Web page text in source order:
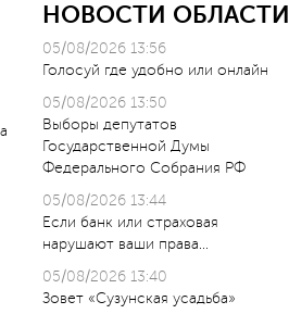
НОВОСТИ ОБЛАСТИ
05/08/2026 13:56
Голосуй где удобно или онлайн
05/08/2026 13:50
Выборы депутатов
Государственной Думы
Федерального Собрания РФ
05/08/2026 13:44
Если банк или страховая
нарушают ваши права…
05/08/2026 13:40
Зовет «Сузунская усадьба»